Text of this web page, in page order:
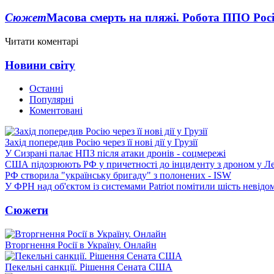
СюжетМасова смерть на пляжі. Робота ППО
Читати коментарі
Новини світу
Останні
Популярні
Коментовані
Захід попередив Росію через її нові дії у Грузії
У Сизрані палає НПЗ після атаки дронів - соцмережі
США підозрюють РФ у причетності до інциденту з дроном у
РФ створила "українську бригаду" з полонених - ISW
У ФРН над об'єктом із системами Patriot помітили шість
Сюжети
Вторгнення Росії в Україну. Онлайн
Пекельні санкції. Рішення Сената США